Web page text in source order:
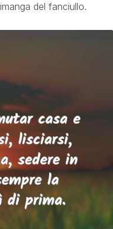
del fanciullo.